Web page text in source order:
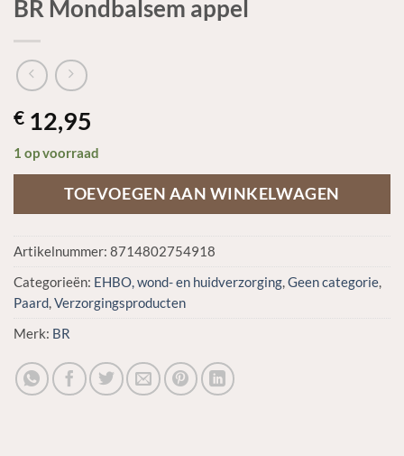
BR Mondbalsem appel
€ 12,95
1 op voorraad
TOEVOEGEN AAN WINKELWAGEN
Artikelnummer: 8714802754918
Categorieën: EHBO, wond- en huidverzorging,Geen categorie,
Paard,Verzorgingsproducten
Merk: BR